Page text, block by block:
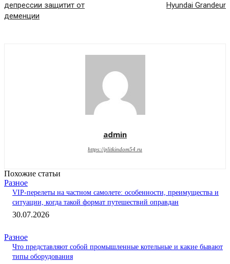
депрессии защитит от
деменции
Hyundai Grandeur
admin
https://plitkindom54.ru
Похожие статьи
Разное
VIP-перелеты на частном самолете: особенности, преимущества и
ситуации, когда такой формат путешествий оправдан
30.07.2026
Разное
Что представляют собой промышленные котельные и какие бывают
типы оборудования